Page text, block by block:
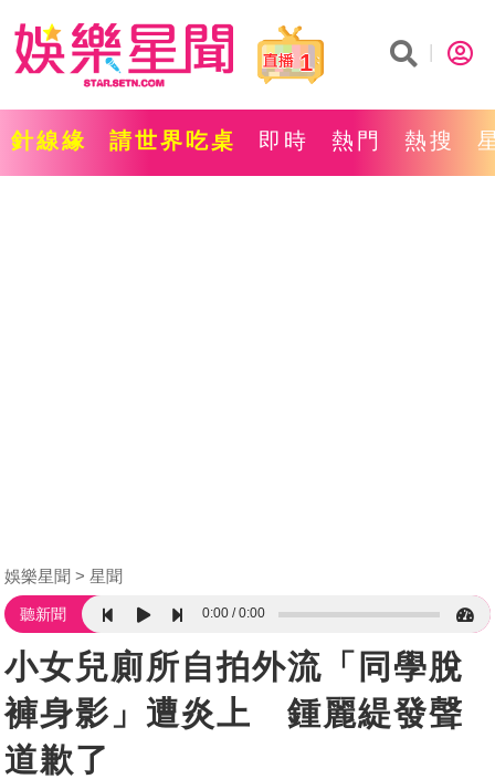
1
針線緣 請世界吃桌 即時 熱門 熱搜
娛樂星聞 星聞
聽新聞 0:00 0:00
小女兒廁所自拍外流「同學脫
褲身影」遭炎上 鍾麗緹發聲
道歉了